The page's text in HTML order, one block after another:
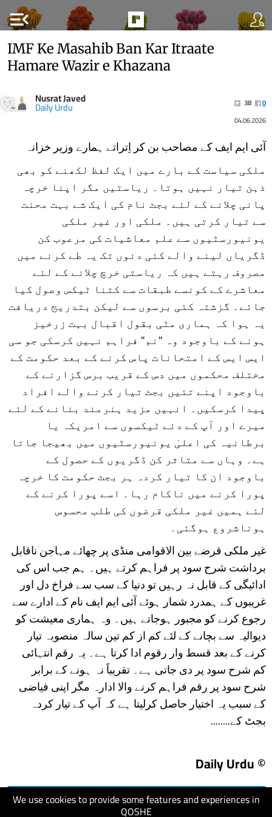
menu_open
We use cookies to provide some features and experiences in
QOSHE
IMF Ke Masahib Ban Kar Itraate
Hamare Wazir e Khazana
Nusrat Javed
Daily Urdu 38
0
04.06.2026
آئی ایم ایف کے مصاحب بن کر اِتراتے ہمارے وزیر خزانہ
ملکی سیاست کے بارے میں ایک لفظ لکھنے کو بھی
ذہن تیار نہیں ہوتا۔ ریاستیں مگر اپنا خرچہ
پانی چلانے کے لئے بجٹ نام کی ایک شے بہت محنت
سے تیار کرتی ہیں۔ ملکی اور غیر ملکی
یونیورسٹیوں سے علم معاشیات کی مرعوب کن
ڈگریاں لینے والے کئی دنوں تک یہ طے کرنے میں
مصروف رہتے ہیں کہ ریاستی خرچ چلانے کے لئے
معاشرے کے کونسے طبقات سے کتنا ٹیکس وصول کیا
جائے۔ گزشتہ کئی برسوں سے لیکن بتدریج دریافت
یہ ہوا کہ ہماری مٹی بقول اقبال بہت زرخیز
ہونے کے باوجود وہ "نم" فراہم نہیں کرسکی جو سی
ایس ایس کے امتحانات پاس کرنے کے بعد حکومت کے
مختلف محکموں میں دس کے قریب برس گزارنے کے
باوجود اپنے تئیں بجٹ تیار کرنے والے افراد
پیدا کرسکیں۔ انہیں مزید ہنرمند بنانے کے لئے
میرے اور آپ کے دئے ٹیکسوں سے امریکہ یا
برطانیہ کی اعلیٰ یونیورسٹیوں میں بھیجا جاتا
ہے۔ وہاں سے متاثر کن ڈگریوں کے حصول کے
باوجود ان کا تیار کردہ ہر بجٹ حکومت کا خرچہ
پورا کرنے میں ناکام رہا۔ اسے پورا کرنے کے
لئے ہمیں غیر ملکی قرضوں کی طلب محسوس
ہوناشروع ہوگئی۔
غیر ملکی قرضے بین الاقوامی منڈی پر چھائے مہاجن ناقابل
برداشت شرح سود پر فراہم کرتے ہیں۔ ہم جب اس کی
ادائیگی کے قابل نہ رہیں تو دنیا کے سب سے فراخ دل اور
غریبوں کے ہمدرد شمار ہوئے آئی ایم ایف نام کے ادارے سے
رجوع کرنے کو مجبور ہوجاتے ہیں۔ وہ ہماری معیشت کو
دیوالیہ سے بچانے کے لئے کم از کم تین سالہ منصوبہ تیار
کرنے کے بعد قسط وار رقوم ادا کرتا ہے۔ یہ رقم انتہائی
کم شرح سود پر دی جاتی ہے۔ تقریباََ نہ ہونے کے برابر
شرح سود پر رقم فراہم کرنے والا ادارہ مگر اپنی فیاضی
کے سبب یہ اختیار حاصل کرلیتا ہے کہ آپ کے تیار کردہ
بجٹ کے........
© Daily Urdu
visit website